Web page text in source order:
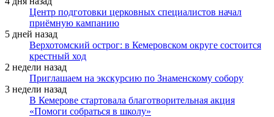
Центр подготовки церковных специалистов начал
приёмную кампанию
5 дней назад
Верхотомский острог: в Кемеровском округе состоится
крестный ход
2 недели назад
Приглашаем на экскурсию по Знаменскому собору
3 недели назад
В Кемерове стартовала благотворительная акция
«Помоги собраться в школу»